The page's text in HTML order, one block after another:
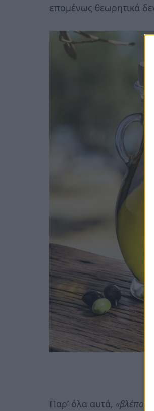
επομένως θεωρητικά
Παρ’ όλα αυτά,